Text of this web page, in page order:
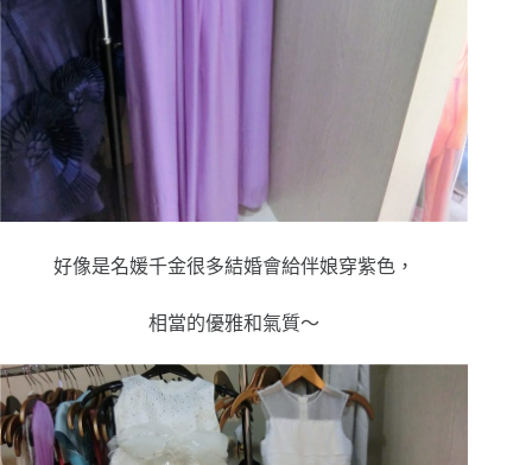
好像是名媛千金很多結婚會給伴娘穿紫色，
相當的優雅和氣質～